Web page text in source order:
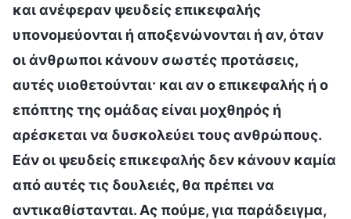
και ανέφεραν ψευδείς επικεφαλής
υπονομεύονται ή αποξενώνονται ή αν, όταν
οι άνθρωποι κάνουν σωστές προτάσεις,
αυτές υιοθετούνται· και αν ο επικεφαλής ή ο
επόπτης της ομάδας είναι μοχθηρός ή
αρέσκεται να δυσκολεύει τους ανθρώπους.
Εάν οι ψευδείς επικεφαλής δεν κάνουν καμία
από αυτές τις δουλειές, θα πρέπει να
αντικαθίστανται. Ας πούμε, για παράδειγμα,